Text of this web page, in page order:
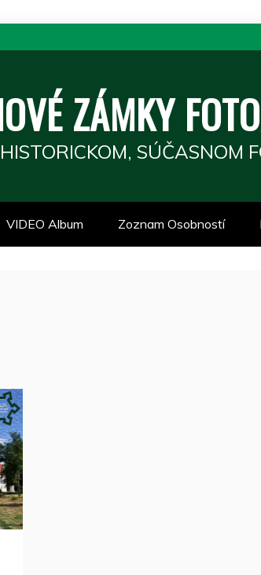
ZÁMKY
SÚČASNOM
VIDEO Album Zoznam Osobností